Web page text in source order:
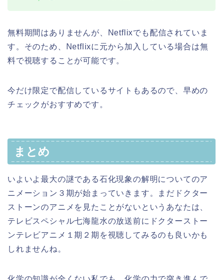
無料期間はありませんが、Netflixでも配信されていま
す。そのため、Netflixに元から加入している場合は無
料で視聴することが可能です。
今だけ限定で配信しているサイトもあるので、早めの
チェックがおすすめです。
まとめ
いよいよ最大の謎である石化現象の解明についてのア
ニメーション３期が始まっていきます。まだドクター
ストーンのアニメを見たことがないというあなたは、
テレビスペシャル七海龍水の放送前にドクターストー
ンテレビアニメ１期２期を視聴してみるのも良いかも
しれませんね。